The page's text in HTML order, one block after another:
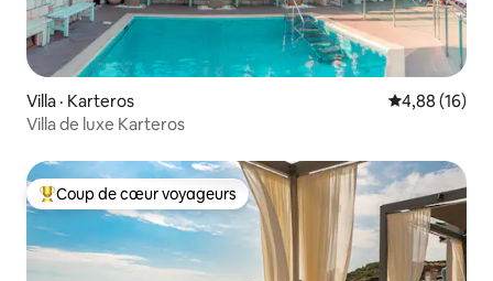
Villa · Karteros Note
4,88 (16)
Villa de luxe Karteros
Coup de cœur voyageurs parmi les plus aimés
Coup de cœur voyageurs